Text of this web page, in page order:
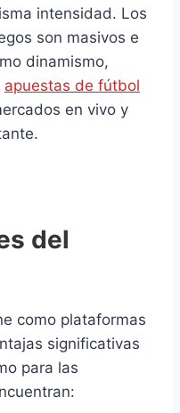
intensidad. Los
son masivos e
dinamismo,
apuestas de fútbol
en vivo y
del
como plataformas
significativas
para las